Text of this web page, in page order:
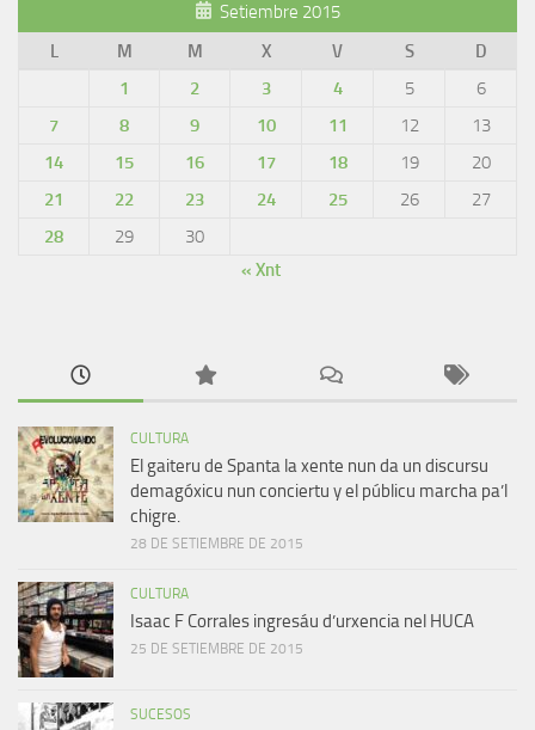
Setiembre 2015
L
M M X V S
D
1
2 3 4 5
6
7
8 9 10 11 12
13
14
15 16 17 18 19
20
21
22 23 24 25 26
27
28
29
30
« Xnt
CULTURA
El gaiteru de Spanta la xente nun da un discursu
demagóxicu nun conciertu y el públicu marcha pa’l
chigre.
28 DE SETIEMBRE DE 2015
CULTURA
Isaac F Corrales ingresáu d’urxencia nel HUCA
25 DE SETIEMBRE DE 2015
SUCESOS